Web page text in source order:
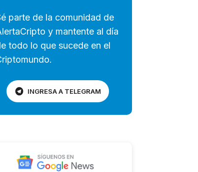
parte de la comunidad de
y mantente al día
todo lo que sucede en el
INGRESA A TELEGRAM